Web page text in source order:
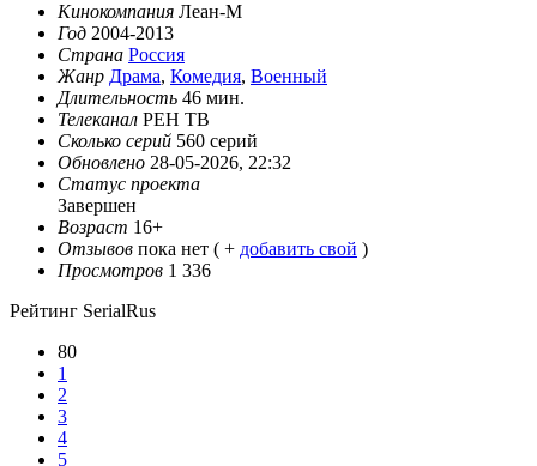
Кинокомпания Леан-М
Год 2004-2013
Страна Россия
Жанр Драма, Комедия, Военный
Длительность 46 мин.
Телеканал РЕН ТВ
Сколько серий 560 серий
Обновлено 28-05-2026, 22:32
Статус проекта
Завершен
Возраст 16+
Отзывов пока нет ( + добавить свой )
Просмотров 1 336
Рейтинг SerialRus
80
1
2
3
4
5